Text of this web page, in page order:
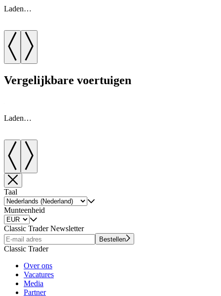
Laden…
Vergelijkbare voertuigen
Laden…
Taal
Munteenheid
Classic Trader Newsletter
Bestellen
Classic Trader
Over ons
Vacatures
Media
Partner